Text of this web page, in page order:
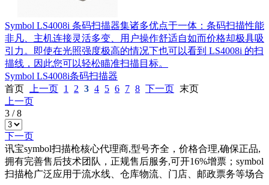
Symbol LS4008i 条码扫描器集诸多优点于一体：条码扫描性能
非凡、主机连接灵活多变、用户操作舒适自如而价格却极具吸
引力。即使在光照强度极高的情况下也可以看到 LS4008i 的扫
描线，因此您可以轻松瞄准扫描目标。
Symbol LS4008i条码扫描器
首页
上一页 1 2 3 4 5 6 7 8 下一页 末页
上一页
3 /8
下一页
讯宝symbol扫描枪核心代理商,型号齐全，价格合理,确保正品,
拥有完善售后技术团队，正规售后服务,可开16%增票；symbol
扫描枪广泛应用于流水线、仓库物流、门店、邮政票务等场合